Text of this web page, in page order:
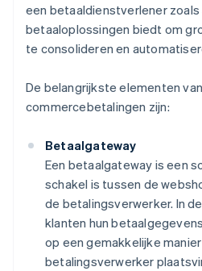
een betaaldienstverlener zoals
betaaloplossingen biedt om
te consolideren en
De belangrijkste elementen
commercebetalingen zijn:
Betaalgateway
Een betaalgateway is een
schakel is tussen de
de betalingsverwerker. In
klanten hun
op een gemakkelijke
betalingsverwerker